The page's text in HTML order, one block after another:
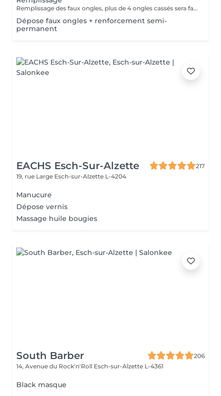
Remplissage des faux ongles, plus de 4 ongles cassés sera facturé une nouvelle pose !Le remplissage doit être effectué dans les 4 semaines à compter du jour de la pose, les 4 semaines dépassées vous sera facturé un supplément de 10€! Tout changement de format vous sera également facturé !
Dépose faux ongles + renforcement semi-
permanent
EACHS Esch-Sur-Alzette
217
19, rue Large Esch-sur-Alzette L-4204
Manucure
Dépose vernis
Massage huile bougies
South Barber
206
14, Avenue du Rock'n'Roll Esch-sur-Alzette L-4361
Black masque